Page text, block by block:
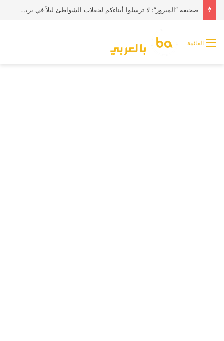
صحيفة “الميرور”: لا ترسلوا أبناءكم لحفلات الشواطئ ليلاً في بريطانيا
القائمة